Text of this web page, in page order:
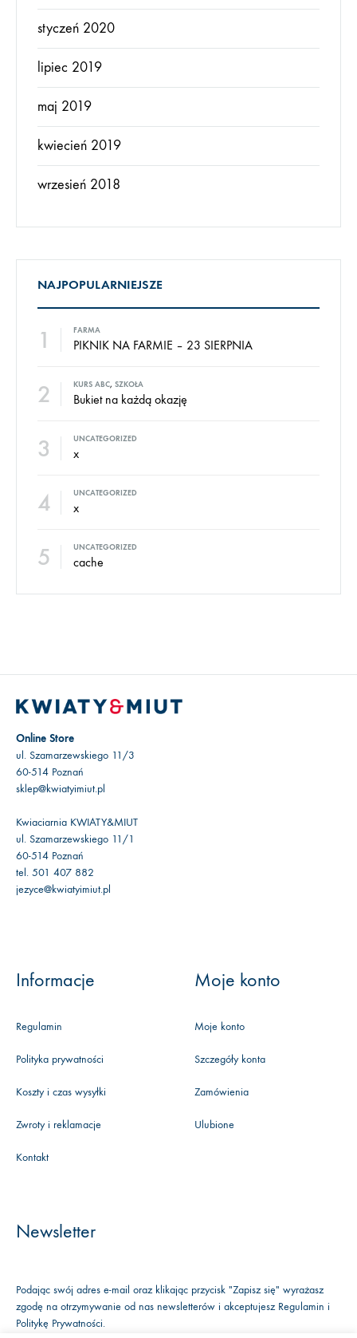
styczeń 2020
lipiec 2019
maj 2019
kwiecień 2019
wrzesień 2018
NAJPOPULARNIEJSZE
1 FARMA
PIKNIK NA FARMIE – 23 SIERPNIA
2 KURS ABC, SZKOŁA
Bukiet na każdą okazję
3 UNCATEGORIZED
x
4 UNCATEGORIZED
x
5 UNCATEGORIZED
cache
Online Store
ul. Szamarzewskiego 11/3
60-514 Poznań
sklep@kwiatyimiut.pl
Kwiaciarnia KWIATY&MIUT
ul. Szamarzewskiego 11/1
60-514 Poznań
tel. 501 407 882
jezyce@kwiatyimiut.pl
Informacje
Regulamin
Polityka prywatności
Koszty i czas wysyłki
Zwroty i reklamacje
Kontakt
Moje konto
Moje konto
Szczegóły konta
Zamówienia
Ulubione
Newsletter
Podając swój adres e-mail oraz klikając przycisk "Zapisz się" wyrażasz
zgodę na otrzymywanie od nas newsletterów i akceptujesz Regulamin i
Politykę Prywatności.